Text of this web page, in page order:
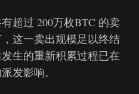
超过 200万枚BTC 的卖
这一卖出规模足以终结
生的重新积累过程已在
发影响。